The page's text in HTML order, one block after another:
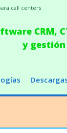
CRM,
y
call centers